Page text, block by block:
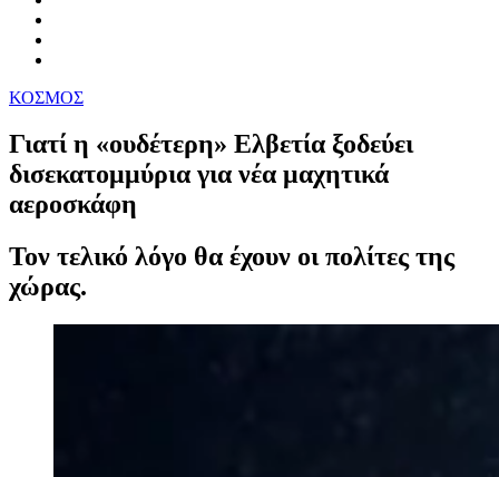
ΚΟΣΜΟΣ
Γιατί η «ουδέτερη» Ελβετία ξοδεύει
δισεκατομμύρια για νέα μαχητικά
αεροσκάφη
Τον τελικό λόγο θα έχουν οι πολίτες της
χώρας.